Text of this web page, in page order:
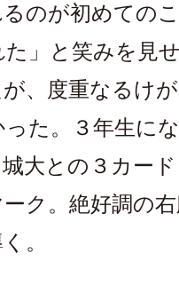
のが初めての
」と笑みを見
、度重なるけ
た。３年生に
大との３カー
ク。絶好調の
。